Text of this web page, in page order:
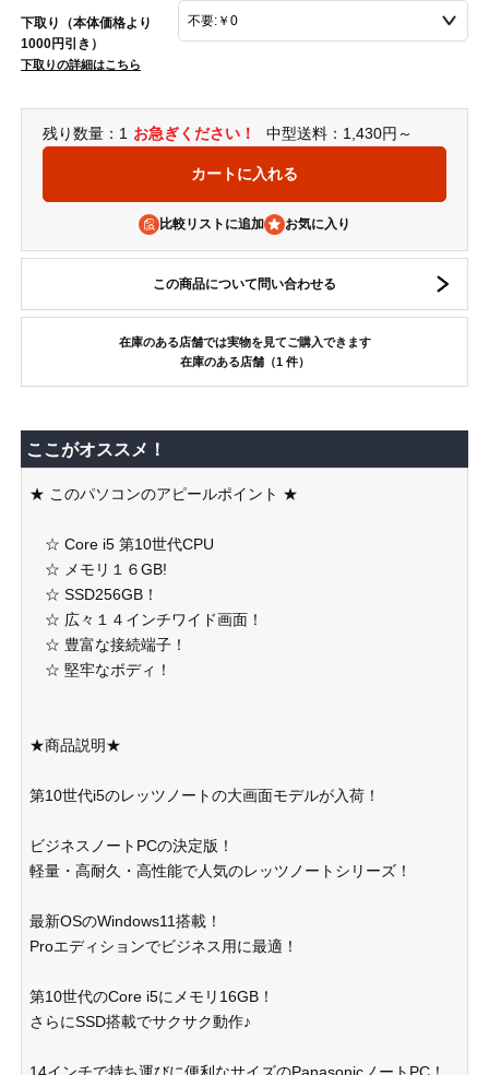
下取り（本体価格より
1000円引き）
下取りの詳細はこちら
残り数量：1 お急ぎください！ 中型送料：1,430円～
比較リストに追加
この商品について問い合わせる
在庫のある店舗では実物を見てご購入できます
在庫のある店舗（1 件）
ここがオススメ！
★ このパソコンのアピールポイント ★
☆ Core i5 第10世代CPU
☆ メモリ１６GB!
☆ SSD256GB！
☆ 広々１４インチワイド画面！
☆ 豊富な接続端子！
☆ 堅牢なボディ！
★商品説明★
第10世代i5のレッツノートの大画面モデルが入荷！
ビジネスノートPCの決定版！
軽量・高耐久・高性能で人気のレッツノートシリーズ！
最新OSのWindows11搭載！
Proエディションでビジネス用に最適！
第10世代のCore i5にメモリ16GB！
さらにSSD搭載でサクサク動作♪